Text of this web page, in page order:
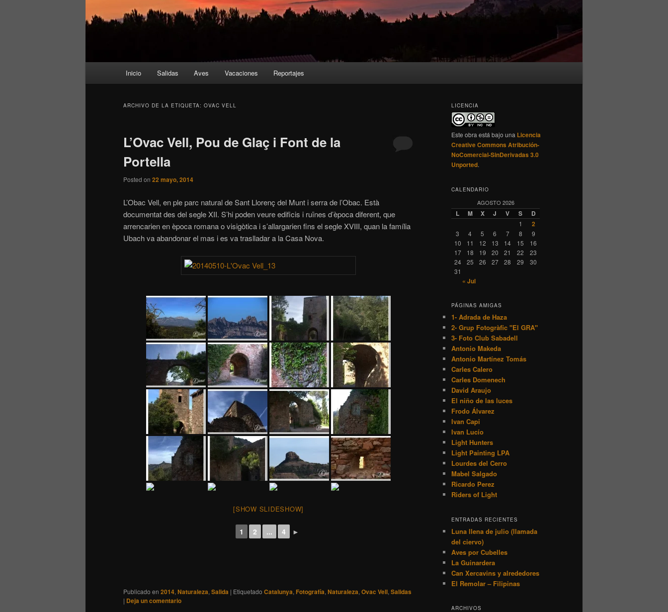
Inicio Salidas Aves Vacaciones Reportajes
ARCHIVO DE LA ETIQUETA: OVAC VELL
L’Ovac Vell, Pou de Glaç i Font de la
Portella
Posted on 22 mayo, 2014
L’Obac Vell, en ple parc natural de Sant Llorenç del Munt i serra de l’Obac. Està
documentat des del segle XII. S’hi poden veure edificis i ruïnes d’època diferent, que
arrencarien en època romana o visigòtica i s’allargarien fins el segle XVIII, quan la família
Ubach va abandonar el mas i es va traslladar a la Casa Nova.
[SHOW SLIDESHOW]
1 2 ... 4 ►
Publicado en 2014, Naturaleza, Salida | Etiquetado Catalunya, Fotografía, Naturaleza, Ovac Vell, Salidas
| Deja un comentario
LICENCIA
Este obra está bajo una Licencia
Creative Commons Atribución-
NoComercial-SinDerivadas 3.0
Unported.
CALENDARIO
AGOSTO 2026
L M X J V S D
1 2
3 4 5 6 7 8
9
10
11 12 13 14 15
16
17
18 19 20 21 22
23
24
25 26 27 28 29
30
31
« Jul
PÁGINAS AMIGAS
1- Adrada de Haza
2- Grup Fotogràfic "El GRA"
3- Foto Club Sabadell
Antonio Makeda
Antonio Martínez Tomás
Carles Calero
Carles Domenech
David Araujo
El niño de las luces
Frodo Álvarez
Ivan Capi
Ivan Lucío
Light Hunters
Light Painting LPA
Lourdes del Cerro
Mabel Salgado
Ricardo Perez
Riders of Light
ENTRADAS RECIENTES
Luna llena de julio (llamada
del ciervo)
Aves por Cubelles
La Guinardera
Can Xercavins y alrededores
El Remolar – Filipinas
ARCHIVOS